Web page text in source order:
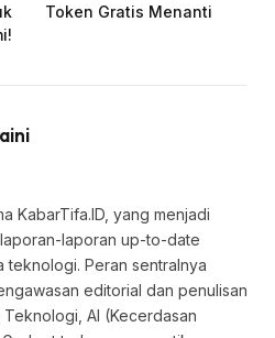
Token Gratis Menanti
KabarTifa.ID, yang menjadi
laporan up-to-date
teknologi. Peran sentralnya
editorial dan penulisan
AI (Kecerdasan